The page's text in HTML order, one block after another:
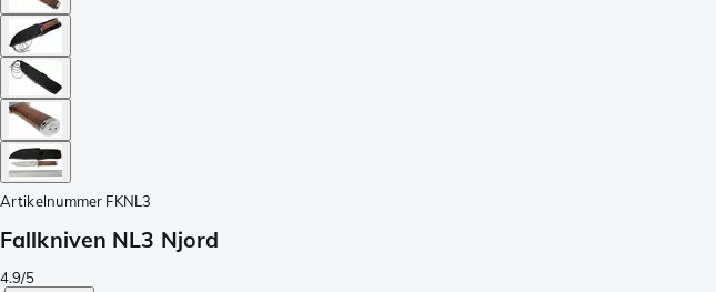
Artikelnummer FKNL3
Fallkniven NL3 Njord
4.9/5